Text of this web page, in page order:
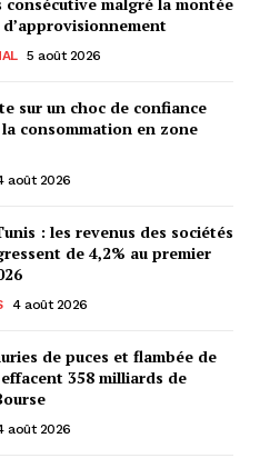
5 août 2026
sur un choc de confiance
consommation en zone
août 2026
: les revenus des sociétés
de 4,2% au premier
4 août 2026
de puces et flambée de
358 milliards de
août 2026